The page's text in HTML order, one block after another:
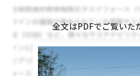
全文はPDFでご覧いた